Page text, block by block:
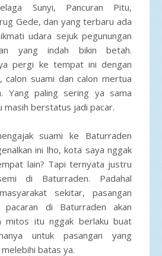
Sunyi, Pancuran Pitu,
Gede, dan yang terbaru ada
udara sejuk pegunungan
yang indah bikin betah.
pergi ke tempat ini dengan
calon suami dan calon mertua
Yang paling sering ya sama
masih berstatus jadi pacar.
suami ke Baturraden
ini lho, kota saya nggak
lain? Tapi ternyata justru
di Baturraden. Padahal
sekitar, pasangan
pacaran di Baturraden akan
mitos itu nggak berlaku buat
untuk pasangan yang
batas ya.